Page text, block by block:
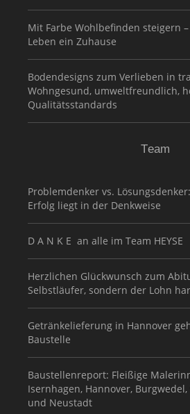
Mit Farbe Wohlbefinden steigern
Leben ein Zuhause
Bodendesigns zum Verlieben in
Wohngesund, umweltfreundlich,
Qualitätsstandards
Team
Problemdenker vs.
Erfolg liegt in der Denkweise
D A N K E an alle im Team HEYSE
Herzlichen Glückwunsch zum
Selbstläufer, sondern der Lohn
Getränkelieferung in Hannover
Baustelle
Baustellenreport: Fleißige
Isernhagen, Hannover,
und Neustadt